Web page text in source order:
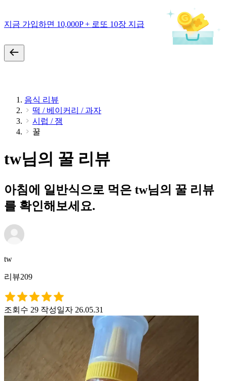
지금 가입하면 10,000P + 로또 10장 지급
음식 리뷰
떡 / 베이커리 / 과자
시럽 / 잼
꿀
tw님의 꿀 리뷰
아침에 일반식으로 먹은 tw님의 꿀 리뷰
를 확인해보세요.
tw
리뷰209
조회수 29 작성일자 26.05.31